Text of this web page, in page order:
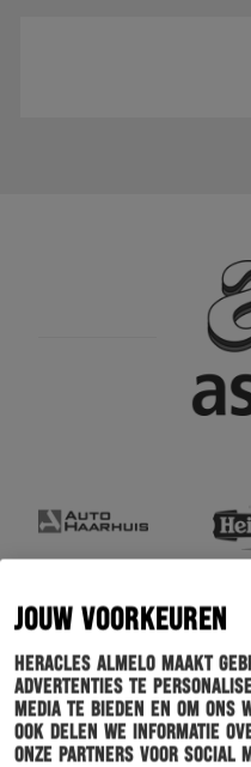
JOUW VOORKEUREN
Heracles Almelo maakt
advertenties te
media te bieden en om
Ook delen we informatie
onze partners voor social